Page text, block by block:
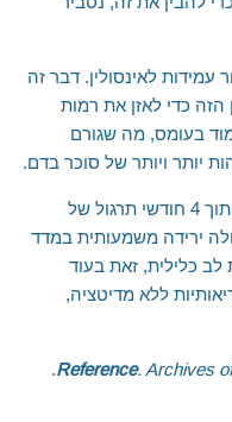
לאינסולין. דבר זה
הזה כדי לאזן את רמות
בעומס, מה שגורם
יותר ויותר של סוכר בדם.
ב-2006, נמצא כי תוך 4 חודשי תרגול של
ירידה משמעותית במדד
לב כלילית, זאת בעוד
ללא מדיטציה,
Reference. Archives
.